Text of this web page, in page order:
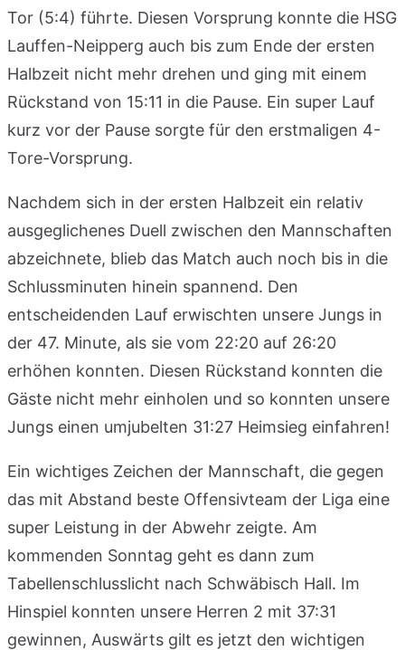
Tor (5:4) führte. Diesen Vorsprung konnte die HSG
Lauffen-Neipperg auch bis zum Ende der ersten
Halbzeit nicht mehr drehen und ging mit einem
Rückstand von 15:11 in die Pause. Ein super Lauf
kurz vor der Pause sorgte für den erstmaligen 4-
Tore-Vorsprung.
Nachdem sich in der ersten Halbzeit ein relativ
ausgeglichenes Duell zwischen den Mannschaften
abzeichnete, blieb das Match auch noch bis in die
Schlussminuten hinein spannend. Den
entscheidenden Lauf erwischten unsere Jungs in
der 47. Minute, als sie vom 22:20 auf 26:20
erhöhen konnten. Diesen Rückstand konnten die
Gäste nicht mehr einholen und so konnten unsere
Jungs einen umjubelten 31:27 Heimsieg einfahren!
Ein wichtiges Zeichen der Mannschaft, die gegen
das mit Abstand beste Offensivteam der Liga eine
super Leistung in der Abwehr zeigte. Am
kommenden Sonntag geht es dann zum
Tabellenschlusslicht nach Schwäbisch Hall. Im
Hinspiel konnten unsere Herren 2 mit 37:31
gewinnen, Auswärts gilt es jetzt den wichtigen